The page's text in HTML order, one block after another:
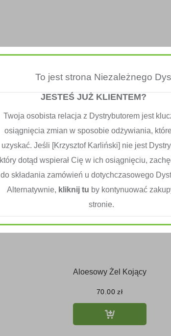
Herbalife SKIN Wygładzający Żel
Oczyszczający Z Cytrusami
124.00zł
Aloesowy Żel Kojący
70.00zł
To jest strona Niezależnego
JESTEŚ JUŻ KLIENTEM?
Twoja osobista relacja z Dystrybutorem jest
osiągnięcia zmian w sposobie odżywiania,
uzyskać. Jeśli [Krzysztof Karliński] nie jest
który dotąd wspierał Cię w ich osiągnięciu,
do składania zamówień u dotychczasowego
Alternatywnie, kliknij tu by kontynuować
stronie.